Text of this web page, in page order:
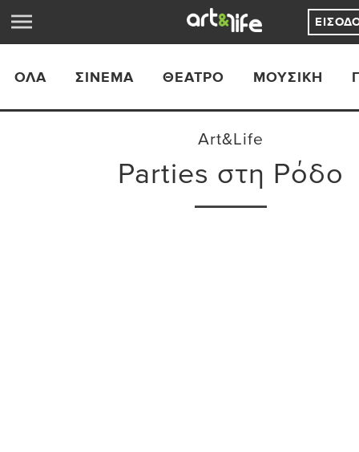
ΟΛΑ ΣΙΝΕΜΆ ΘΈΑΤΡΟ ΜΟΥΣΙΚΉ
Art&Life
Parties στη Ρόδο